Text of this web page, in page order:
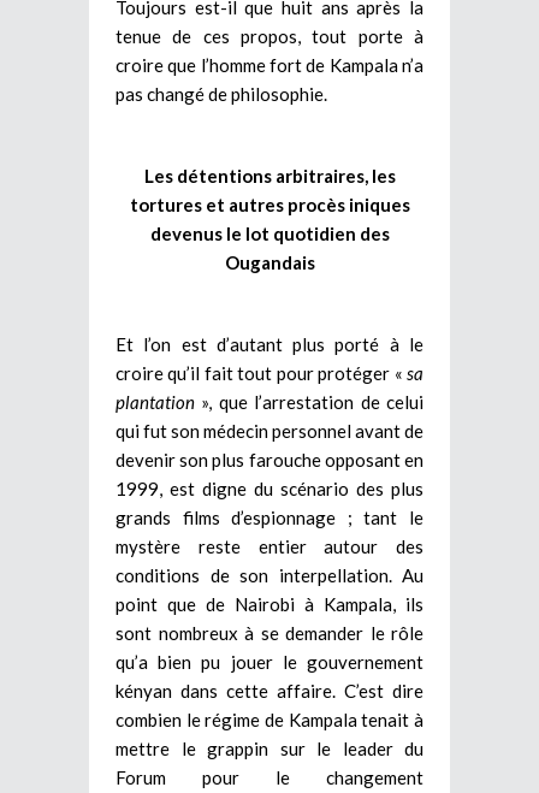
Toujours est-il que huit ans après la
tenue de ces propos, tout porte à
croire que l’homme fort de Kampala n’a
pas changé de philosophie.
Les détentions arbitraires, les
tortures et autres procès iniques
devenus le lot quotidien des
Ougandais
Et l’on est d’autant plus porté à le
croire qu’il fait tout pour protéger « sa
plantation », que l’arrestation de celui
qui fut son médecin personnel avant de
devenir son plus farouche opposant en
1999, est digne du scénario des plus
grands films d’espionnage ; tant le
mystère reste entier autour des
conditions de son interpellation. Au
point que de Nairobi à Kampala, ils
sont nombreux à se demander le rôle
qu’a bien pu jouer le gouvernement
kényan dans cette affaire. C’est dire
combien le régime de Kampala tenait à
mettre le grappin sur le leader du
Forum pour le changement